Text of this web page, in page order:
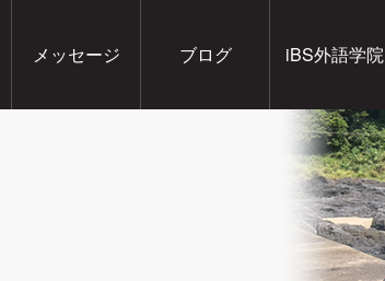
メッセージ ブログ iBS外語学院